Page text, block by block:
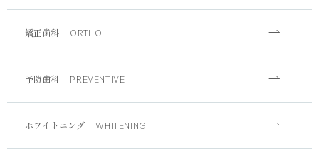
矯正歯科 ORTHO
予防歯科 PREVENTIVE
ホワイトニング WHITENING